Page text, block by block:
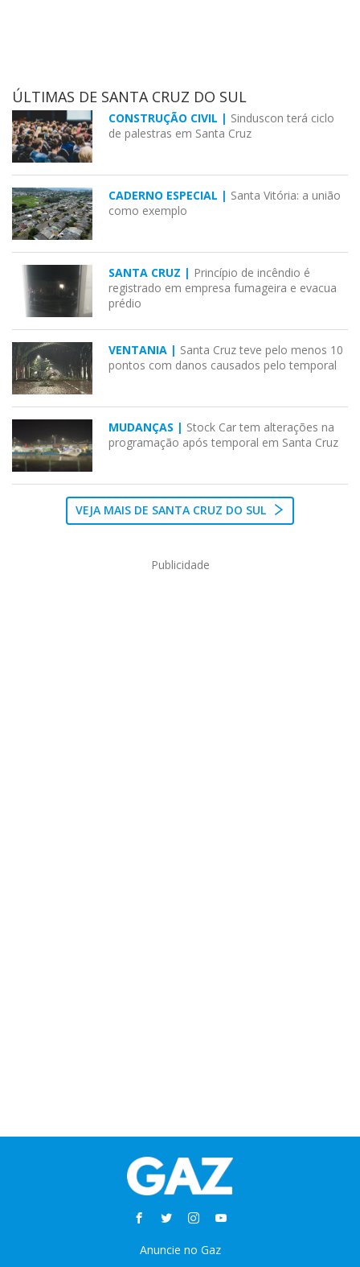
ÚLTIMAS DE SANTA CRUZ DO SUL
CONSTRUÇÃO CIVIL | Sinduscon terá ciclo
de palestras em Santa Cruz
CADERNO ESPECIAL | Santa Vitória: a união
como exemplo
SANTA CRUZ | Princípio de incêndio é
registrado em empresa fumageira e evacua
prédio
VENTANIA | Santa Cruz teve pelo menos 10
pontos com danos causados pelo temporal
MUDANÇAS | Stock Car tem alterações na
programação após temporal em Santa Cruz
VEJA MAIS DE SANTA CRUZ DO SUL
Publicidade
Anuncie no Gaz